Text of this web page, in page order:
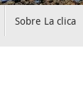
Sobre La clica